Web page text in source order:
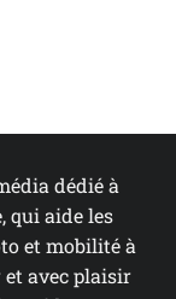
dédié à
qui aide les
et mobilité à
avec plaisir